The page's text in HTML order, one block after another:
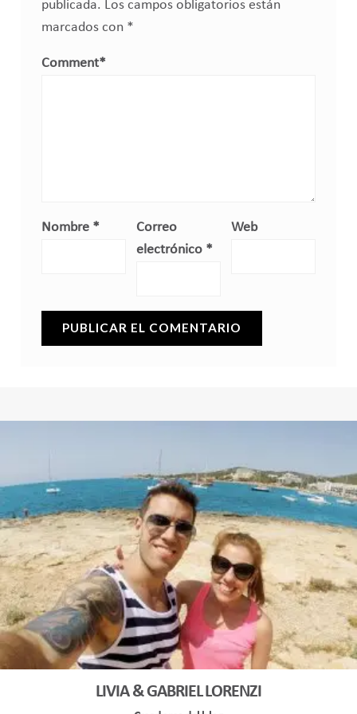
publicada. Los campos obligatorios están
marcados con *
Comment*
Nombre *
Correo
electrónico *
Web
LIVIA & GABRIEL LORENZI